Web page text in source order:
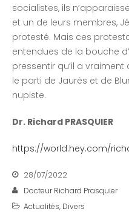
socialistes, ils
et un de leurs membres,
protesté. Mais ces
entendues de la bouche
pressentir qu’il a
le parti de Jaurès et de
nupiste.
Dr. Richard PRASQUIER
https://world.hey.com/
28/07/2022
Docteur Richard Prasquier
Actualités, Divers